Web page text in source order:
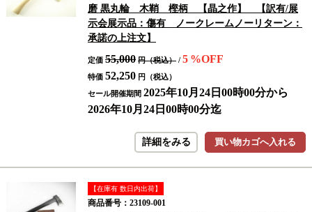
磨 黒丸輪 木鞘 樫柄 【晶之作】 【訳有/展
示会展示品：傷有 ノークレームノーリターン：
承諾の上注文】
定価 55,000 円（税込） / 5 %OFF
特価 52,250 円（税込）
セール開催期間 2025年10月24日00時00分から
2026年10月24日00時00分迄
買い物カゴへ入れる
詳細をみる
【在庫有 数日内出荷】
商品番号：23109-001